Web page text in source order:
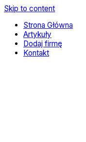
Skip to content
Strona Główna
Artykuły
Dodaj firmę
Kontakt